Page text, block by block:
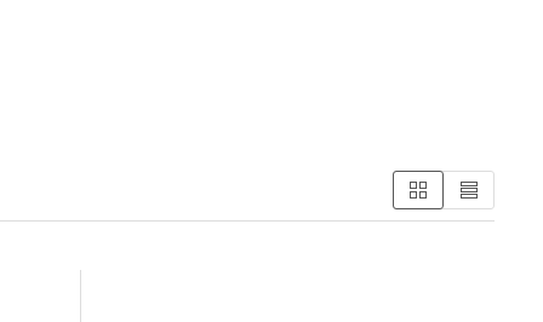
Möbelgleiter + Schutzpuffer und Bürostuhl.